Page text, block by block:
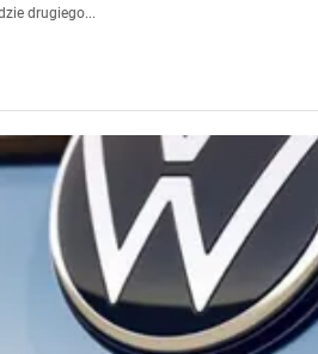
drugiego...